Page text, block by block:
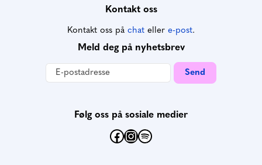
Kontakt oss
Kontakt oss på chat eller e-post.
Følg oss på sosiale medier
Facebook
Instagram
Spotify
Meld deg på nyhetsbrev